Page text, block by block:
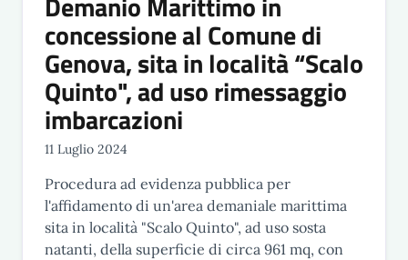
concessione al Comune di
Genova, sita in località “Scalo
Quinto", ad uso rimessaggio
imbarcazioni
11 Luglio 2024
Procedura ad evidenza pubblica per
l'affidamento di un'area demaniale marittima
sita in località "Scalo Quinto", ad uso sosta
natanti, della superficie di circa 961 mq, con